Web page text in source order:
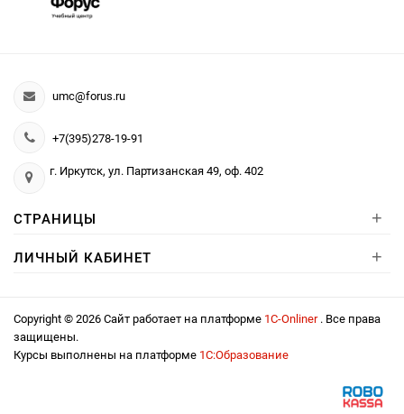
umc@forus.ru
+7(395)278-19-91
г. Иркутск, ул. Партизанская 49, оф. 402
СТРАНИЦЫ +
ЛИЧНЫЙ КАБИНЕТ +
Copyright © 2026 Сайт работает на платформе 1С-Onliner . Все права
защищены.
Курсы выполнены на платформе 1С:Образование